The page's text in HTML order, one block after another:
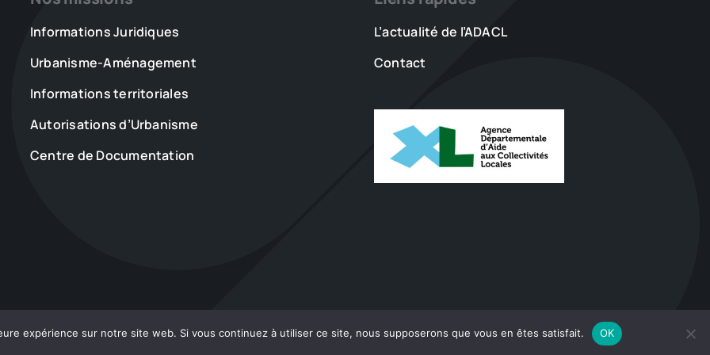
nous
pas
forcément
être
Informations Juridiques
Urbanisme-Aménagement
Informations territoriales
Autorisations d’Urbanisme
Centre de Documentation
L’actualité de l’ADACL
Contact
ADACL • Tout droits réservés • Mentions Légales •Accessibilité•Plan du site
expérience sur notre site web. Si vous continuez à utiliser ce site, nous supposerons que vous en êtes satisfait. OK